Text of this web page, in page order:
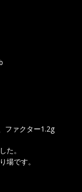
ファクター1.2g
た。
場です。